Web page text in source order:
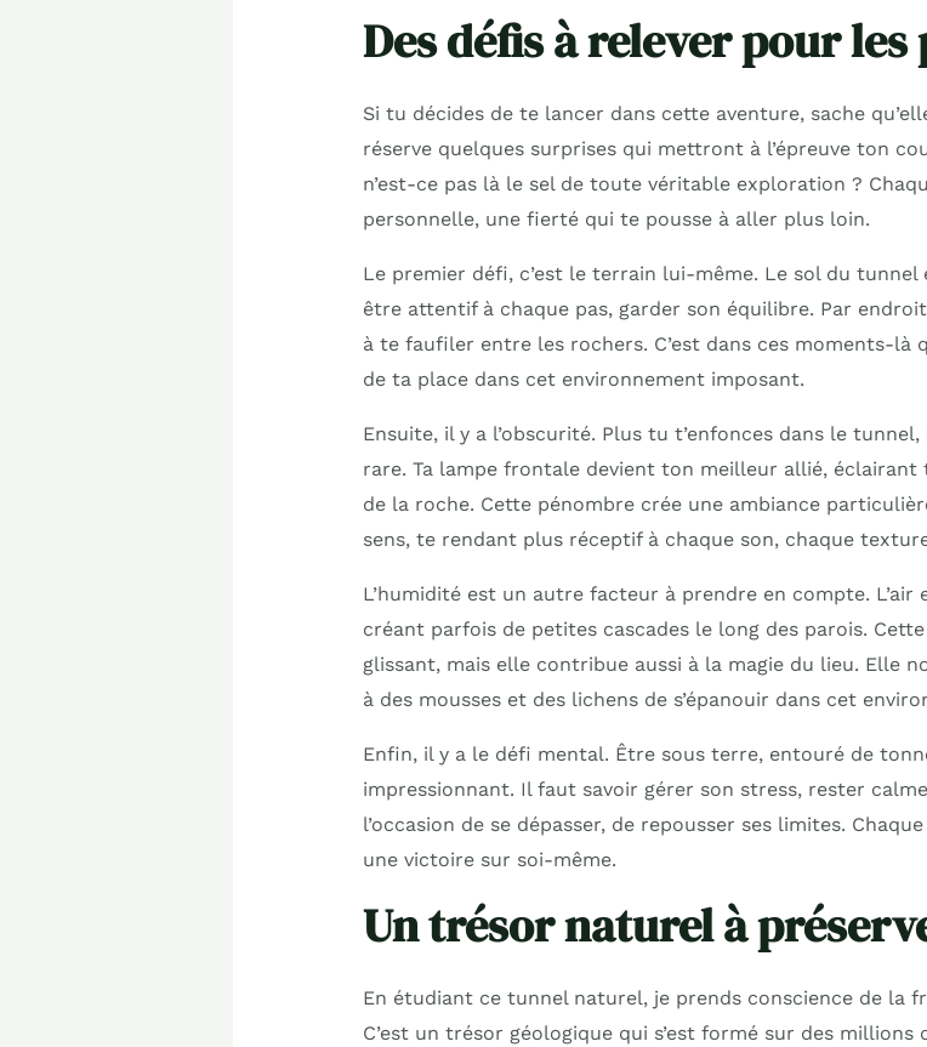
Des défis à relever pour
Si tu décides de te lancer dans cette aventure, sache
réserve quelques surprises qui mettront à l’épreuve ton
n’est-ce pas là le sel de toute véritable exploration ?
personnelle, une fierté qui te pousse à aller plus loin.
Le premier défi, c’est le terrain lui-même. Le sol du
être attentif à chaque pas, garder son équilibre. Par
à te faufiler entre les rochers. C’est dans ces moments-là
de ta place dans cet environnement imposant.
Ensuite, il y a l’obscurité. Plus tu t’enfonces dans le
rare. Ta lampe frontale devient ton meilleur allié,
de la roche. Cette pénombre crée une ambiance
sens, te rendant plus réceptif à chaque son, chaque
L’humidité est un autre facteur à prendre en compte. L’air
créant parfois de petites cascades le long des parois.
glissant, mais elle contribue aussi à la magie du lieu. Elle
à des mousses et des lichens de s’épanouir dans cet
Enfin, il y a le défi mental. Être sous terre, entouré de
impressionnant. Il faut savoir gérer son stress, rester
l’occasion de se dépasser, de repousser ses limites.
une victoire sur soi-même.
Un trésor naturel à
En étudiant ce tunnel naturel, je prends conscience de la
C’est un trésor géologique qui s’est formé sur des millions